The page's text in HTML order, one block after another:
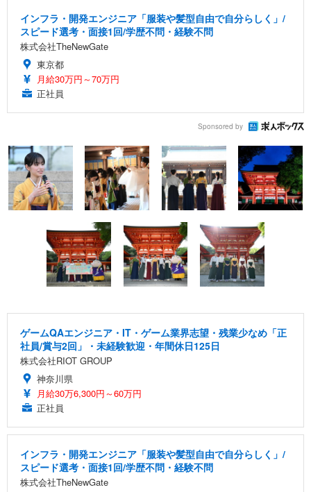
インフラ・開発エンジニア「服装や髪型自由で自分らしく」/
スピード選考・面接1回/学歴不問・経験不問
株式会社TheNewGate
東京都
月給30万円～70万円
正社員
Sponsored by
ゲームQAエンジニア・IT・ゲーム業界志望・残業少なめ「正
社員/賞与2回」・未経験歓迎・年間休日125日
株式会社RIOT GROUP
神奈川県
月給30万6,300円～60万円
正社員
インフラ・開発エンジニア「服装や髪型自由で自分らしく」/
スピード選考・面接1回/学歴不問・経験不問
株式会社TheNewGate